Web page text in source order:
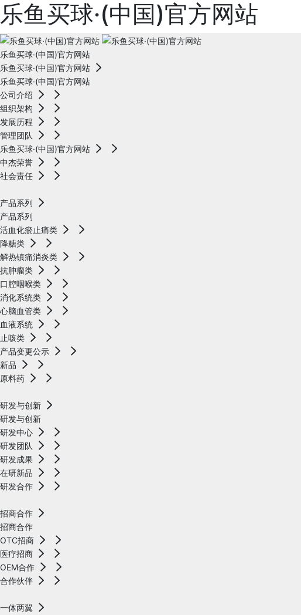
乐鱼买球·(中国)官方网站
乐鱼买球·(中国)官方网站
乐鱼买球·(中国)官方网站
乐鱼买球·(中国)官方网站
公司介绍
组织架构
发展历程
管理团队
乐鱼买球·(中国)官方网站
中杰荣誉
社会责任
产品系列
产品系列
活血化瘀止痛类
降糖类
解热镇痛消炎类
抗肿瘤类
口腔咽喉类
消化系统类
心脑血管类
血液系统
止咳类
产品变更公示
新品
原料药
研发与创新
研发与创新
研发中心
研发团队
研发成果
在研新品
研发合作
招商合作
招商合作
OTC招商
医疗招商
OEM合作
合作伙伴
一体两翼